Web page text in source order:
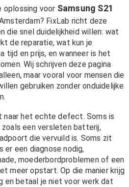
oplossing voor Samsung S21
FixLab richt deze
die snel duidelijkheid willen: wat
de reparatie, wat kun je
tijd en prijs, en wanneer is het
Wij schrijven deze pagina
maar vooral voor mensen die
gebruiken zonder onduidelijke
naar het echte defect. Soms is
zoals een versleten batterij,
die vervuild is. Soms zit
er een diagnose nodig,
moederbordproblemen of een
meer opstart. Op die manier krijg
en betaal je niet voor werk dat